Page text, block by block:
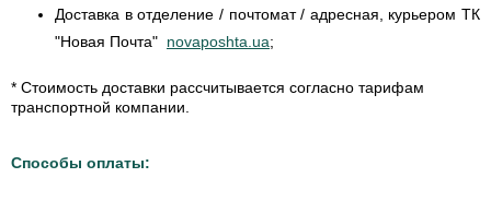
Доставка в отделение / почтомат / адресная, курьером ТК
"Новая Почта" novaposhta.ua;
* Стоимость доставки рассчитывается согласно тарифам
транспортной компании.
Способы оплаты: